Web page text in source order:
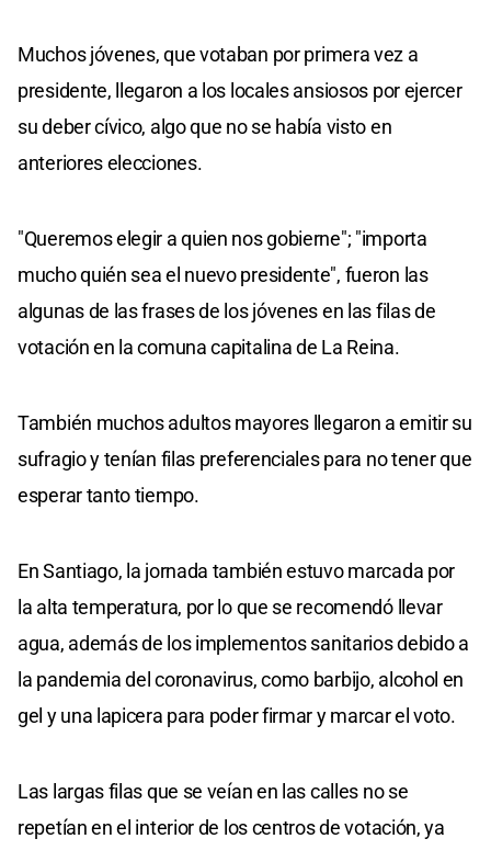
Muchos jóvenes, que votaban por primera vez a
presidente, llegaron a los locales ansiosos por ejercer
su deber cívico, algo que no se había visto en
anteriores elecciones.
"Queremos elegir a quien nos gobierne"; "importa
mucho quién sea el nuevo presidente", fueron las
algunas de las frases de los jóvenes en las filas de
votación en la comuna capitalina de La Reina.
También muchos adultos mayores llegaron a emitir su
sufragio y tenían filas preferenciales para no tener que
esperar tanto tiempo.
En Santiago, la jornada también estuvo marcada por
la alta temperatura, por lo que se recomendó llevar
agua, además de los implementos sanitarios debido a
la pandemia del coronavirus, como barbijo, alcohol en
gel y una lapicera para poder firmar y marcar el voto.
Las largas filas que se veían en las calles no se
repetían en el interior de los centros de votación, ya